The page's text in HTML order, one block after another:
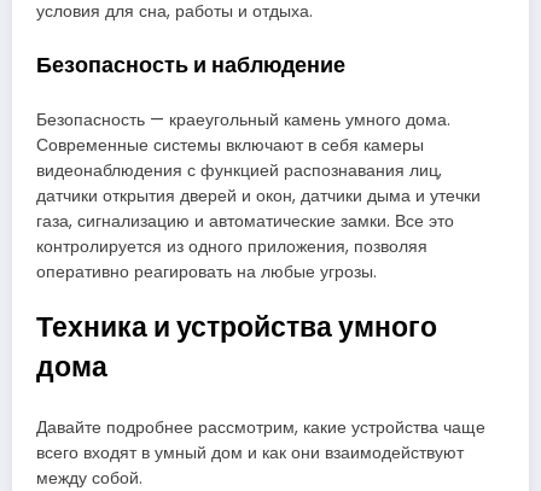
условия для сна, работы и отдыха.
Безопасность и наблюдение
Безопасность — краеугольный камень умного дома.
Современные системы включают в себя камеры
видеонаблюдения с функцией распознавания лиц,
датчики открытия дверей и окон, датчики дыма и утечки
газа, сигнализацию и автоматические замки. Все это
контролируется из одного приложения, позволяя
оперативно реагировать на любые угрозы.
Техника и устройства умного
дома
Давайте подробнее рассмотрим, какие устройства чаще
всего входят в умный дом и как они взаимодействуют
между собой.